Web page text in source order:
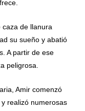
caza de llanura
su sueño y abatió
A partir de ese
peligrosa.
Amir comenzó
realizó numerosas